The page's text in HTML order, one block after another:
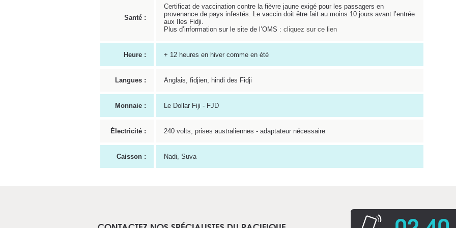
Santé :
Certificat de vaccination contre la fièvre jaune exigé pour les passagers en
provenance de pays infestés. Le vaccin doit être fait au moins 10 jours avant l’entrée
aux Iles Fidji.
Plus d’information sur le site de l’OMS : cliquez sur ce lien
Heure : + 12 heures en hiver comme en été
Langues : Anglais, fidjien, hindi des Fidji
Monnaie : Le Dollar Fiji - FJD
Électricité : 240 volts, prises australiennes - adaptateur nécessaire
Caisson : Nadi, Suva